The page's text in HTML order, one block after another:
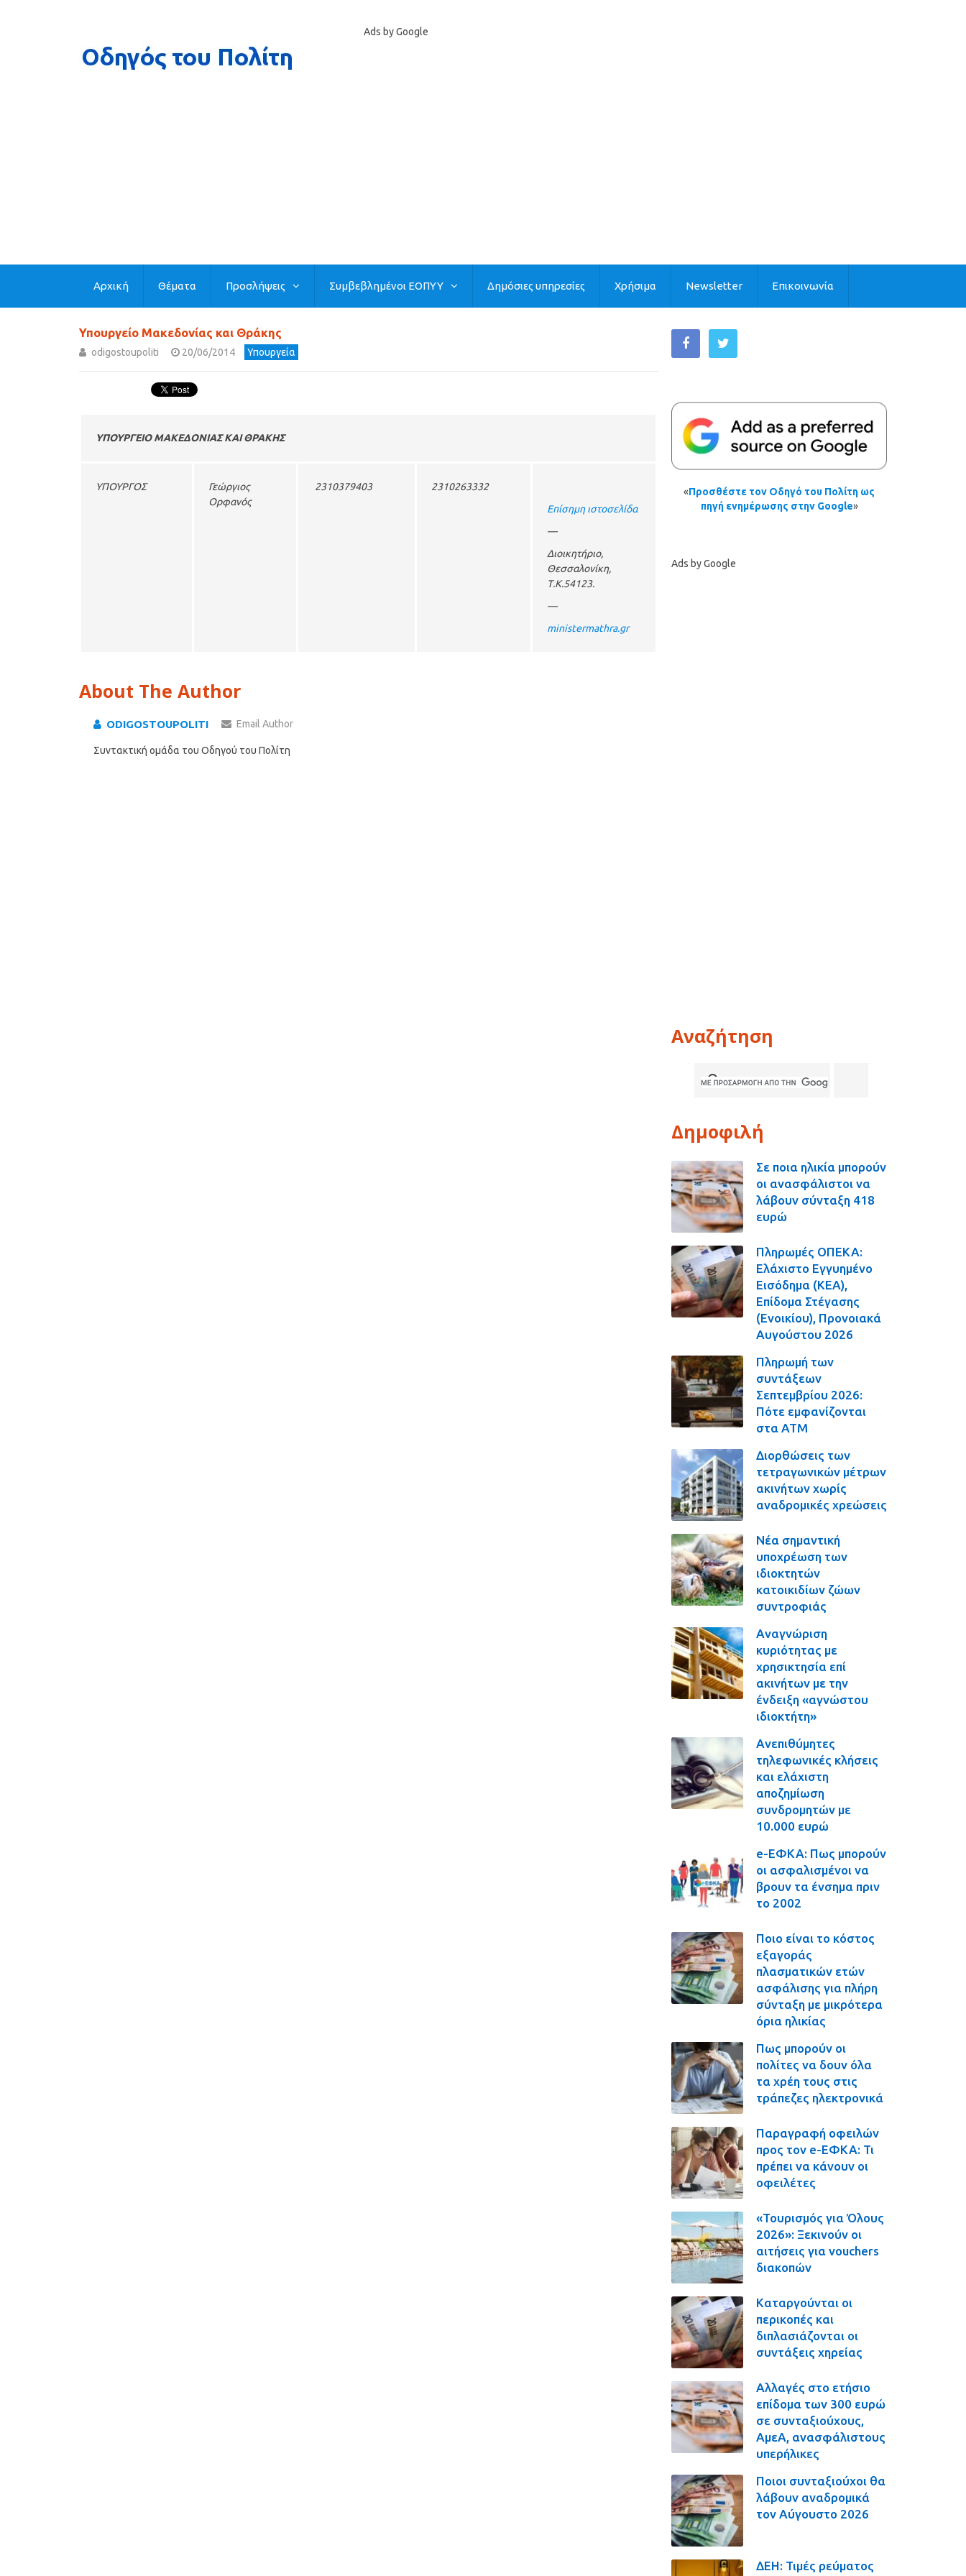
Ads by Google
Αρχική Θέματα Προσλήψεις Συμβεβλημένοι ΕΟΠΥΥ Δημόσιες υπηρεσίες Χρήσιμα Newsletter Επικοινωνία
Υπουργείο Μακεδονίας και Θράκης
odigostoupoliti 20/06/2014 Υπουργεία
ΥΠΟΥΡΓΕΙΟ ΜΑΚΕΔΟΝΙΑΣ ΚΑΙ ΘΡΑΚΗΣ
ΥΠΟΥΡΓΟΣ
Γεώργιος
Ορφανός
2310379403
2310263332
Επίσημη ιστοσελίδα
—
Διοικητήριο,
Θεσσαλονίκη,
Τ.Κ.54123.
—
ministermathra.gr
About The Author
ODIGOSTOUPOLITI Email Author
Συντακτική ομάδα του Οδηγού του Πολίτη
«Προσθέστε τον Οδηγό του Πολίτη ως
πηγή ενημέρωσης στην Google»
Ads by Google
Αναζήτηση
Δημοφιλή
Σε ποια ηλικία μπορούν
οι ανασφάλιστοι να
λάβουν σύνταξη 418
ευρώ
Πληρωμές ΟΠΕΚΑ:
Ελάχιστο Εγγυημένο
Εισόδημα (ΚΕΑ),
Επίδομα Στέγασης
(Ενοικίου), Προνοιακά
Αυγούστου 2026
Πληρωμή των
συντάξεων
Σεπτεμβρίου 2026:
Πότε εμφανίζονται
στα ΑΤΜ
Διορθώσεις των
τετραγωνικών μέτρων
ακινήτων χωρίς
αναδρομικές χρεώσεις
Νέα σημαντική
υποχρέωση των
ιδιοκτητών
κατοικιδίων ζώων
συντροφιάς
Αναγνώριση
κυριότητας με
χρησικτησία επί
ακινήτων με την
ένδειξη «αγνώστου
ιδιοκτήτη»
Ανεπιθύμητες
τηλεφωνικές κλήσεις
και ελάχιστη
αποζημίωση
συνδρομητών με
10.000 ευρώ
e-ΕΦΚΑ: Πως μπορούν
οι ασφαλισμένοι να
βρουν τα ένσημα πριν
το 2002
Ποιο είναι το κόστος
εξαγοράς
πλασματικών ετών
ασφάλισης για πλήρη
σύνταξη με μικρότερα
όρια ηλικίας
Πως μπορούν οι
πολίτες να δουν όλα
τα χρέη τους στις
τράπεζες ηλεκτρονικά
Παραγραφή οφειλών
προς τον e-ΕΦΚΑ: Τι
πρέπει να κάνουν οι
οφειλέτες
«Τουρισμός για Όλους
2026»: Ξεκινούν οι
αιτήσεις για vouchers
διακοπών
Καταργούνται οι
περικοπές και
διπλασιάζονται οι
συντάξεις χηρείας
Αλλαγές στο ετήσιο
επίδομα των 300 ευρώ
σε συνταξιούχους,
ΑμεΑ, ανασφάλιστους
υπερήλικες
Ποιοι συνταξιούχοι θα
λάβουν αναδρομικά
τον Αύγουστο 2026
ΔΕΗ: Τιμές ρεύματος